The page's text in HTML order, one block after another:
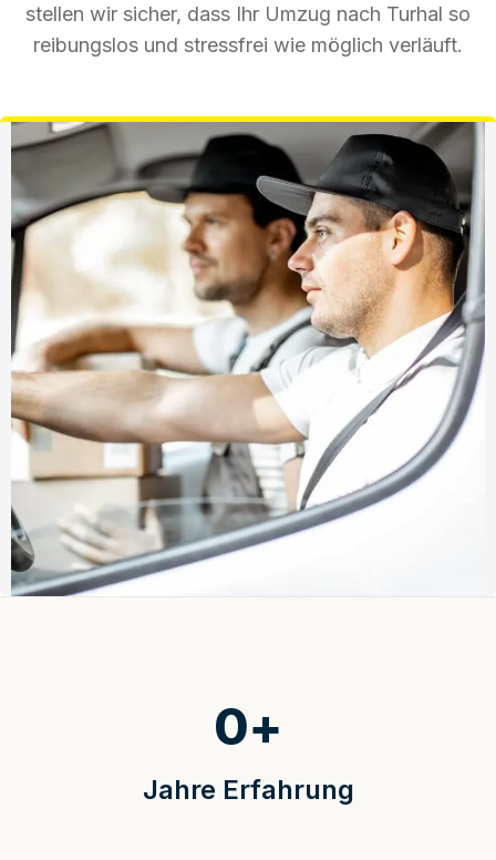
stellen wir sicher, dass Ihr Umzug nach Turhal so
reibungslos und stressfrei wie möglich verläuft.
Jahre Erfahrung
0+